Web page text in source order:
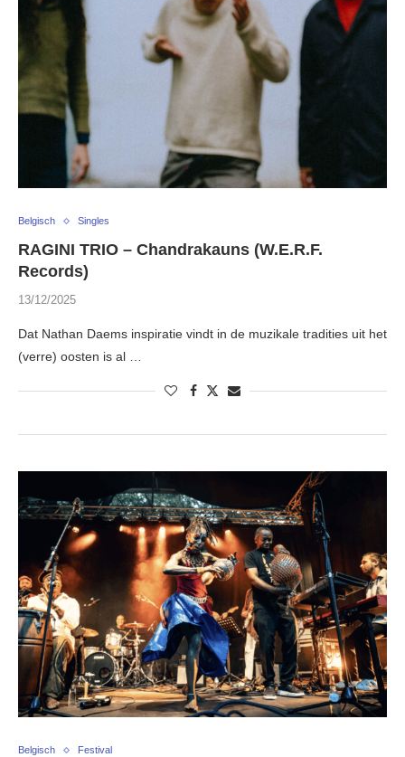
Belgisch Singles
RAGINI TRIO – Chandrakauns (W.E.R.F.
Records)
13/12/2025
Dat Nathan Daems inspiratie vindt in de muzikale tradities uit het
(verre) oosten is al …
Belgisch Festival